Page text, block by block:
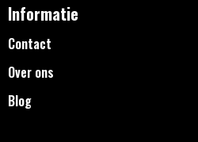
Informatie
Contact
Over ons
Blog